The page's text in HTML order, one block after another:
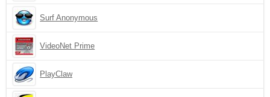
Surf Anonymous
VideoNet Prime
PlayClaw